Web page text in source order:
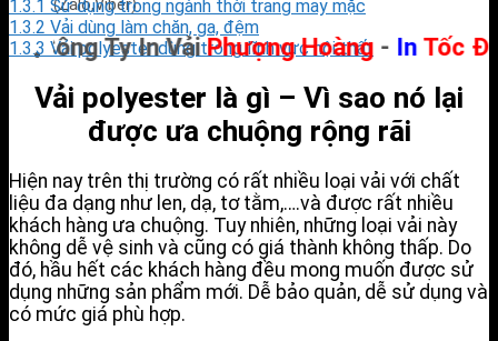
(Zalo,Viber)
Công Ty In VảiPhượng Hoàng-In Tốc Độ-
1.3.1 Sử dụng trong ngành thời trang may mặc
1.3.2 Vải dùng làm chăn, ga, đệm
1.3.3 Vải polyester dùng trong lĩnh vực nội thất
Vải polyester là gì – Vì sao nó lại
được ưa chuộng rộng rãi
Hiện nay trên thị trường có rất nhiều loại vải với chất
liệu đa dạng như len, dạ, tơ tằm,….và được rất nhiều
khách hàng ưa chuộng. Tuy nhiên, những loại vải này
không dễ vệ sinh và cũng có giá thành không thấp. Do
đó, hầu hết các khách hàng đều mong muốn được sử
dụng những sản phẩm mới. Dễ bảo quản, dễ sử dụng và
có mức giá phù hợp.